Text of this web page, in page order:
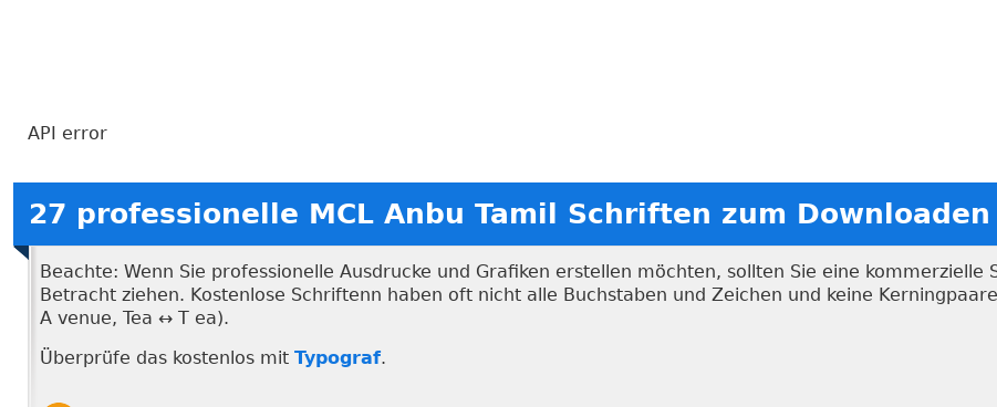
API error
27 professionelle MCL Anbu Tamil Schriften zum Downloaden
Beachte: Wenn Sie professionelle Ausdrucke und Grafiken erstellen möchten, sollten Sie eine kommerzielle
Betracht ziehen. Kostenlose Schriftenn haben oft nicht alle Buchstaben und Zeichen und keine
A venue, Tea ↔ T ea).
Überprüfe das kostenlos mit Typograf.